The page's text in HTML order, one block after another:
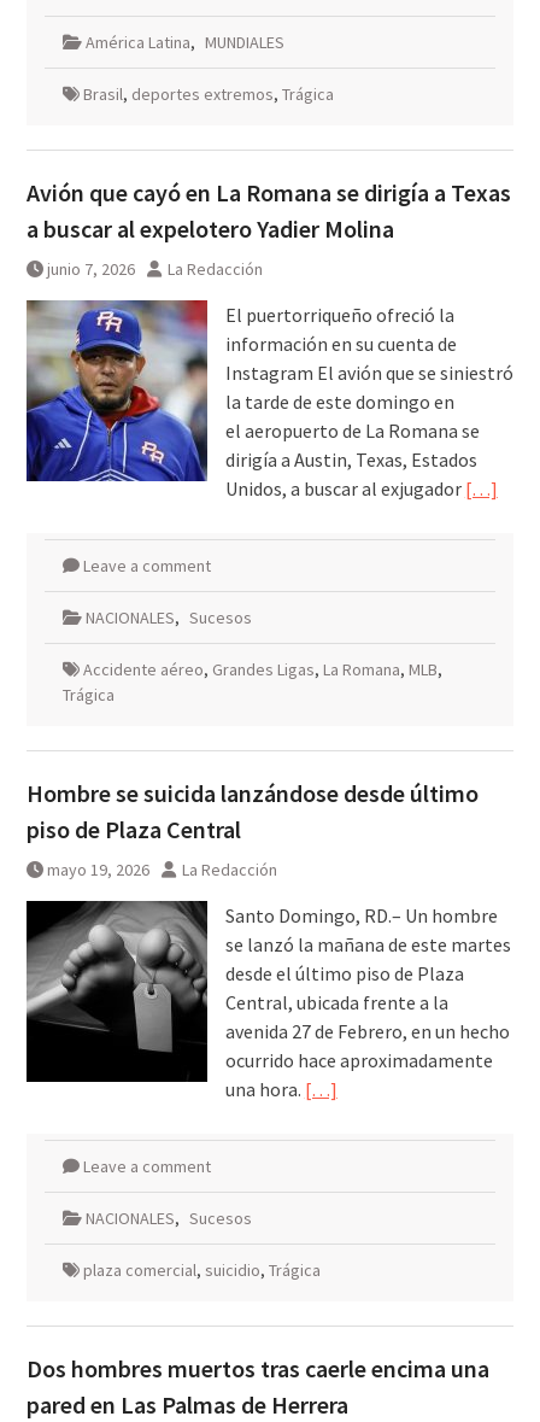
América Latina, MUNDIALES
Brasil, deportes extremos, Trágica
Avión que cayó en La Romana se dirigía a Texas
a buscar al expelotero Yadier Molina
junio 7, 2026 La Redacción
El puertorriqueño ofreció la
información en su cuenta de
Instagram El avión que se siniestró
la tarde de este domingo en
el aeropuerto de La Romana se
dirigía a Austin, Texas, Estados
Unidos, a buscar al exjugador […]
Leave a comment
NACIONALES, Sucesos
Accidente aéreo, Grandes Ligas, La Romana, MLB,
Trágica
Hombre se suicida lanzándose desde último
piso de Plaza Central
mayo 19, 2026 La Redacción
Santo Domingo, RD.– Un hombre
se lanzó la mañana de este martes
desde el último piso de Plaza
Central, ubicada frente a la
avenida 27 de Febrero, en un hecho
ocurrido hace aproximadamente
una hora. […]
Leave a comment
NACIONALES, Sucesos
plaza comercial, suicidio, Trágica
Dos hombres muertos tras caerle encima una
pared en Las Palmas de Herrera